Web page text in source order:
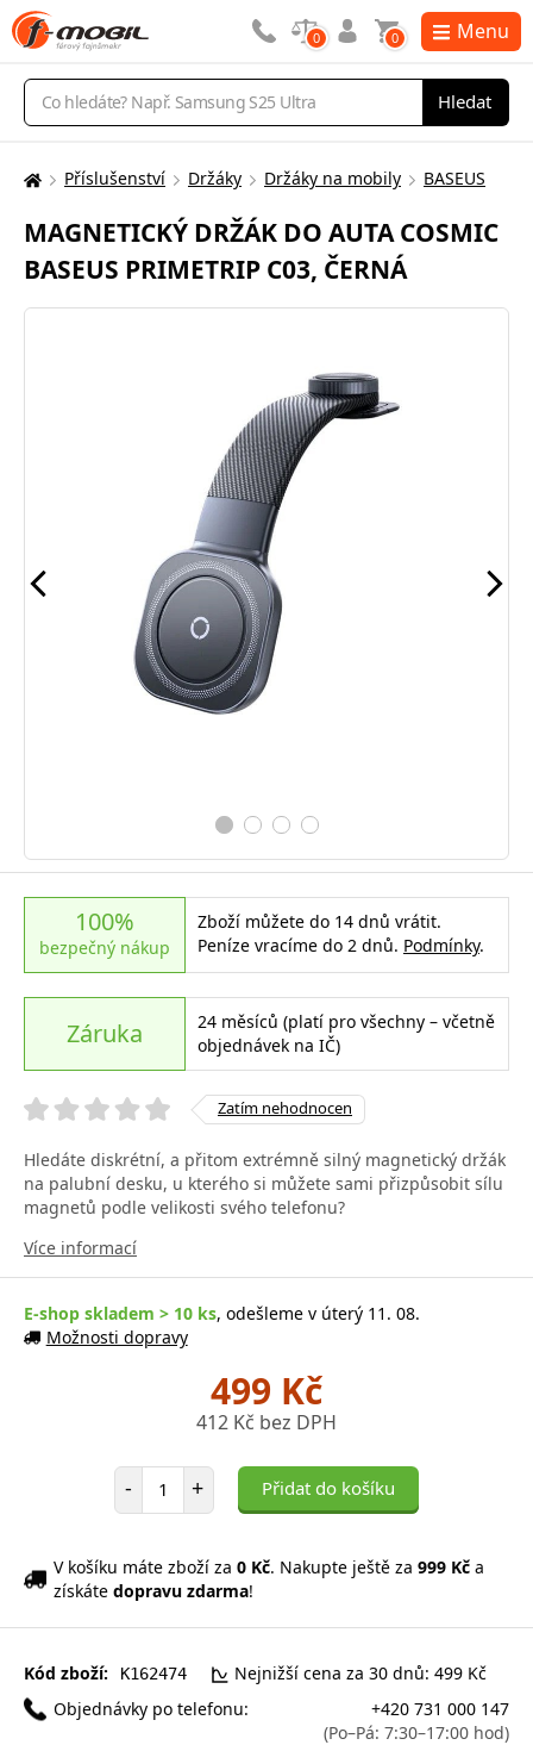
Vyhledávání
Hledat
0 0 Menu
Zde
nacházíte:
Příslušenství Držáky Držáky na mobily BASEUS
MAGNETICKÝ DRŽÁK DO AUTA COSMIC
BASEUS PRIMETRIP C03, ČERNÁ
100%
bezpečný nákup
Zboží můžete do 14 dnů vrátit.
Peníze vracíme do 2 dnů. Podmínky.
Záruka
24 měsíců (platí pro všechny – včetně
objednávek na IČ)
Zatím nehodnocen
Hledáte diskrétní, a přitom extrémně silný magnetický držák
na palubní desku, u kterého si můžete sami přizpůsobit sílu
magnetů podle velikosti svého telefonu?
Více informací
E-shop skladem > 10 ks, odešleme v úterý 11. 08.
Možnosti dopravy
499 Kč
412 Kč bez DPH
- Počet položek
+ Přidat do košíku
V košíku máte zboží za 0 Kč. Nakupte ještě za 999 Kč a
získáte dopravu zdarma!
Kód zboží: K162474
Nejnižší cena za 30 dnů: 499 Kč
Objednávky po telefonu:
+420 731 000 147
(Po–Pá: 7:30–17:00 hod)